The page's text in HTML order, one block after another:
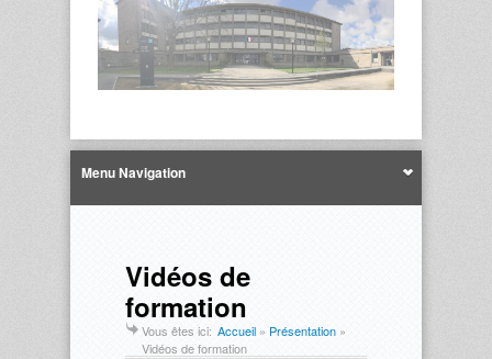
Menu Navigation
Vidéos de
formation
Vous êtes ici: Accueil » Présentation »
Vidéos de formation